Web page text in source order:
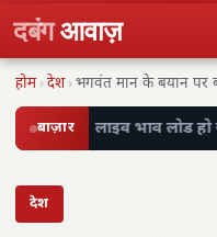
दबंगआवाज़
होम ›देश ›
बाज़ार लाइव भाव लोड
देश